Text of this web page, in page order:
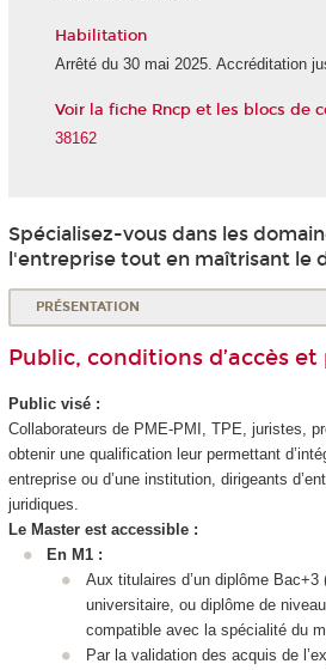
Habilitation
Arrêté du 30 mai 2025. Accréditation
Voir la fiche Rncp et les blocs de
38162
Spécialisez-vous dans les
l'entreprise tout en maîtrisant le
PRÉSENTATION
Public, conditions d’accès et
Public visé :
Collaborateurs de PME-PMI, TPE, juristes,
obtenir une qualification leur permettant
entreprise ou d’une institution, dirigeants
juridiques.
Le Master est accessible :
En M1 :
Aux titulaires d’un diplôme
universitaire, ou diplôme de
compatible avec la spécialité du
Par la validation des acquis de